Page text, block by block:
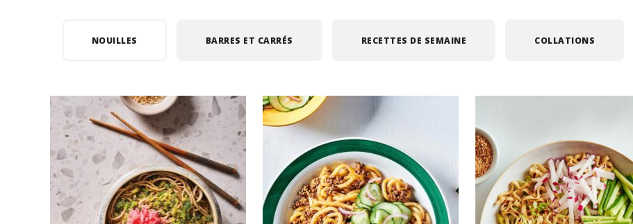
NOUILLES BARRES ET CARRÉS RECETTES DE SEMAINE COLLATIONS